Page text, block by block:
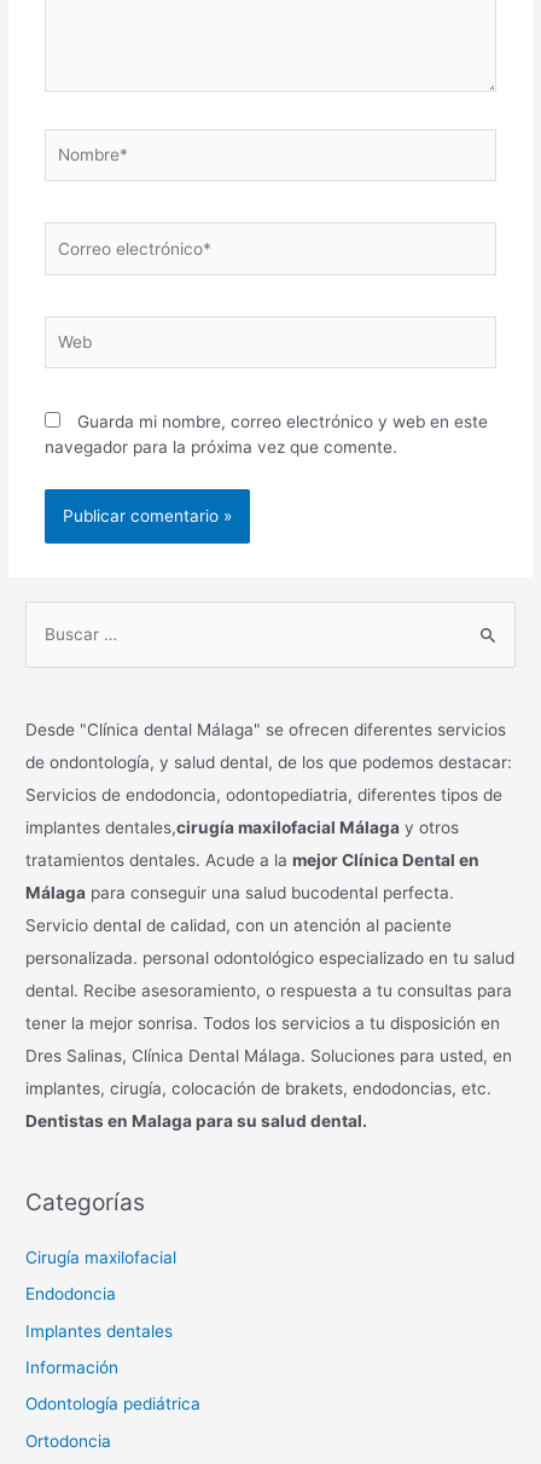
electrónico*
Guarda mi nombre, correo electrónico y web en este
navegador para la próxima vez que comente.
Desde "Clínica dental Málaga" se ofrecen diferentes servicios
de ondontología, y salud dental, de los que podemos destacar:
Servicios de endodoncia, odontopediatria, diferentes tipos de
implantes dentales,cirugía maxilofacial Málaga y otros
tratamientos dentales. Acude a lamejor Clínica Dental en
Málaga para conseguir una salud bucodental perfecta.
Servicio dental de calidad, con un atención al paciente
personalizada. personal odontológico especializado en tu salud
dental. Recibe asesoramiento, o respuesta a tu consultas para
tener la mejor sonrisa. Todos los servicios a tu disposición en
Dres Salinas, Clínica Dental Málaga. Soluciones para usted, en
implantes, cirugía, colocación de brakets, endodoncias, etc.
Dentistas en Malaga para su salud dental.
Categorías
Cirugía maxilofacial
Endodoncia
Implantes dentales
Información
Odontología pediátrica
Ortodoncia